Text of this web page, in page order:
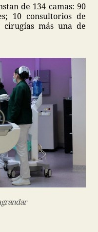
de 134 camas: 90
10 consultorios de
cirugías más una de